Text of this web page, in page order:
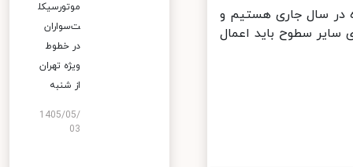
همین ۲۵درصد باقی‌مانده در سال جاری هستیم و
سطوح باید اعمال
موتورسیکل
ت‌سواران
در خطوط
ویژه تهران
از شنبه
1405/05/
03